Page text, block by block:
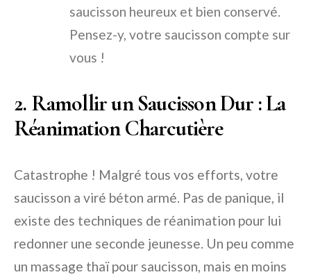
saucisson heureux et bien conservé.
Pensez-y, votre saucisson compte sur
vous !
2. Ramollir un Saucisson Dur : La
Réanimation Charcutière
Catastrophe ! Malgré tous vos efforts, votre
saucisson a viré béton armé. Pas de panique, il
existe des techniques de réanimation pour lui
redonner une seconde jeunesse. Un peu comme
un massage thaï pour saucisson, mais en moins